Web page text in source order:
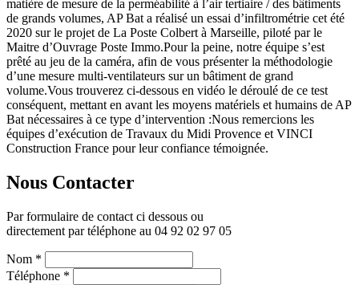
matière de mesure de la perméabilité à l’air tertiaire / des bâtiments
de grands volumes, AP Bat a réalisé un essai d’infiltrométrie cet été
2020 sur le projet de La Poste Colbert à Marseille, piloté par le
Maitre d’Ouvrage Poste Immo.Pour la peine, notre équipe s’est
prêté au jeu de la caméra, afin de vous présenter la méthodologie
d’une mesure multi-ventilateurs sur un bâtiment de grand
volume.Vous trouverez ci-dessous en vidéo le déroulé de ce test
conséquent, mettant en avant les moyens matériels et humains de AP
Bat nécessaires à ce type d’intervention :Nous remercions les
équipes d’exécution de Travaux du Midi Provence et VINCI
Construction France pour leur confiance témoignée.
Nous Contacter
Par formulaire de contact ci dessous ou
directement par téléphone au 04 92 02 97 05
Nom *
Téléphone *